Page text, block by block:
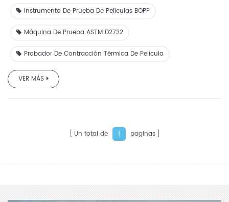
Instrumento De Prueba De Películas BOPP
Máquina De Prueba ASTM D2732
Probador De Contracción Térmica De Película
VER MÁS
Un total de 1 paginas